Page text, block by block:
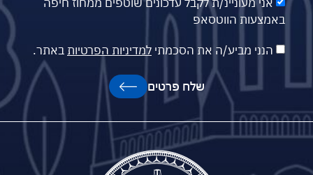
באמצעות הווטסאפ
הנני מביע/ה את הסכמתי למדיניות הפרטיות באתר.
שלח פרטים